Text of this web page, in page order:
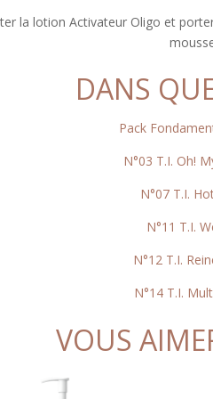
la lotion Activateur Oligo et
DANS
Pack
N°03 T.I. Oh!
N°07 T.I.
N°11 T.I.
N°12 T.I.
N°14 T.I.
VOUS